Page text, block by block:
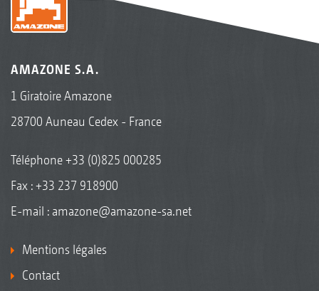
AMAZONE S.A.
1 Giratoire Amazone
28700 Auneau Cedex - France
Téléphone+33 (0)825 000285
Fax : +33 237 918900
E-mail : amazone@amazone-sa.net
Mentions légales
Contact